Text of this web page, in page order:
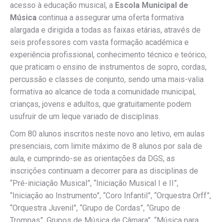
acesso à educação musical, a Escola Municipal de
Música continua a assegurar uma oferta formativa
alargada e dirigida a todas as faixas etárias, através de
seis professores com vasta formação académica e
experiência profissional, conhecimento técnico e teórico,
que praticam o ensino de instrumentos de sopro, cordas,
percussão e classes de conjunto, sendo uma mais-valia
formativa ao alcance de toda a comunidade municipal,
crianças, jovens e adultos, que gratuitamente podem
usufruir de um leque variado de disciplinas.
Com 80 alunos inscritos neste novo ano letivo, em aulas
presenciais, com limite máximo de 8 alunos por sala de
aula, e cumprindo-se as orientações da DGS, as
inscrições continuam a decorrer para as disciplinas de
“Pré-iniciação Musical”, “Iniciação Musical I e II”,
“Iniciação ao Instrumento”, “Coro Infantil”, “Orquestra Orff”,
“Orquestra Juvenil”, “Grupo de Cordas”, “Grupo de